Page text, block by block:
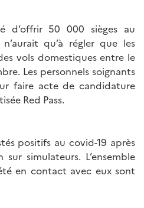
d’offrir 50 000 sièges au
qu’à régler que les
vols domestiques entre le
Les personnels soignants
faire acte de candidature
Red Pass.
positifs au covid-19 après
simulateurs. L’ensemble
en contact avec eux sont